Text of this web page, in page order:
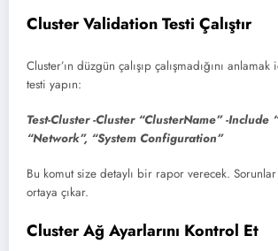
Cluster Validation Testi Çalıştır
Cluster’ın düzgün çalışıp çalışmadığını
testi yapın:
Test-Cluster -Cluster “ClusterName” -Include
“Network”, “System Configuration”
Bu komut size detaylı bir rapor verecek.
ortaya çıkar.
Cluster Ağ Ayarlarını Kontrol Et